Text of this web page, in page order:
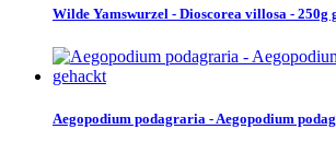
Wilde Yamswurzel - Dioscorea villosa - 250g
Aegopodium podagraria - Aegopodium